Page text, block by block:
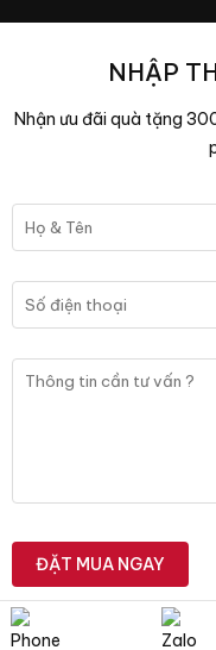
NHẬP
Nhận ưu đãi quà tặng
×